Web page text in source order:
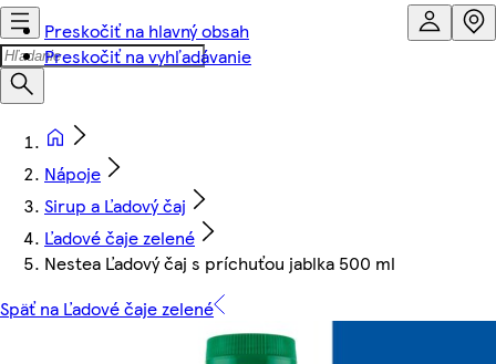
Preskočiť na hlavný obsah
Preskočiť na vyhľadávanie
Nápoje
Sirup a Ľadový čaj
Ľadové čaje zelené
Nestea Ľadový čaj s príchuťou jablka 500 ml
Späť na Ľadové čaje zelené